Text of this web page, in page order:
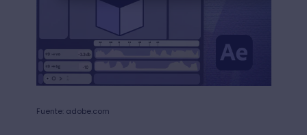
Fuente: adobe.com